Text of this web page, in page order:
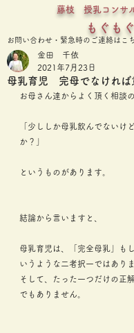
藤枝 授乳コンサ
もぐもぐ
お問い合わせ・緊急時のご連絡はこ
母乳育児 完母でなければ
金田 千依
2021年7月23日
お母さん達からよく頂く相談
「少ししか母乳飲んでないけ
か？」
というものがあります。
結論から言いますと、
母乳育児は、「完全母乳」も
いうような二者択一ではありま
そして、たった一つだけの正
でもありません。